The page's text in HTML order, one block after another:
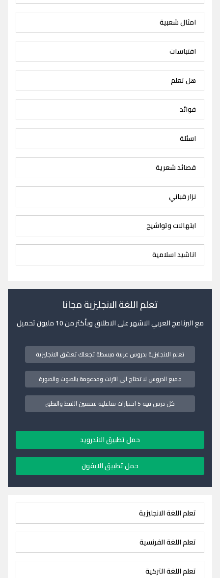
امثال شعبية
اقتباسات
هل تعلم
فوائد
اسئلة
قصائد شعرية
نزار قباني
ابتهالات وتواشيح
اناشيد اسلامية
تعلم اللغة الانجليزية مجانا
مع البرنامج العربي الاشهر على الاطلاق وبأكثر من 10 مليون تحميل
تعلم الانجليزية بدروس عربية مبسطة تجعلك تعشق الانجليزية
جميع الدروس لا تحتاج الى انترنت ومدعومة بالصوت والصورة
كل درس فيه 5 اختبارات تفاعلية لتحسين اللفظ والنطق
حمل تطبيق الاندرويد
حمل تطبيق الايفون
تعلم اللغة الانجليزية
تعلم اللغة الفرنسية
تعلم اللغة التركية